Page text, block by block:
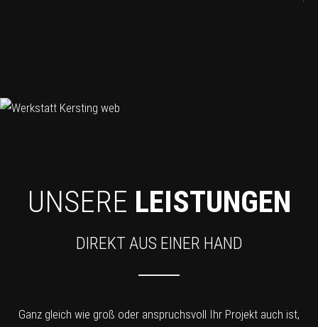
UNSERE LEISTUNGEN
DIREKT AUS EINER HAND
Ganz gleich wie groß oder anspruchsvoll Ihr Projekt auch ist,